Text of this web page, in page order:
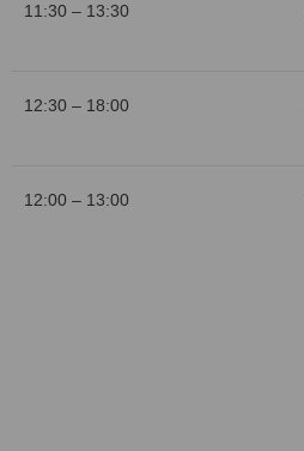
11:30 – 13:30
12:30 – 18:00
12:00 – 13:00